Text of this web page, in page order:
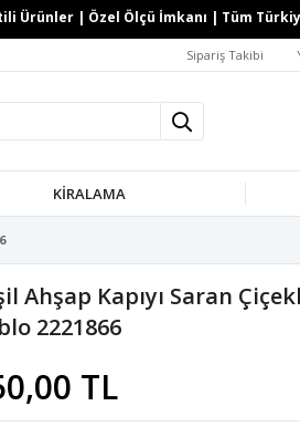
| Özel Ölçü İmkanı | Tüm Türkiye
Sipariş Takibi
KİRALAMA
Ahşap Kapıyı Saran
2221866
TL